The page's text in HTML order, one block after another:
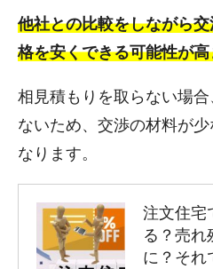
他社との比較をしながら
格を安くできる可能性が
相見積もりを取らない場
ないため、交渉の材料が
なります。
注文住宅
る？売れ
に？それ